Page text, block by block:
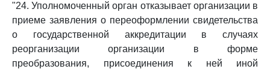
"24. Уполномоченный орган отказывает организации в
приеме заявления о переоформлении свидетельства
о государственной аккредитации в случаях
реорганизации организации в форме
преобразования, присоединения к ней иной